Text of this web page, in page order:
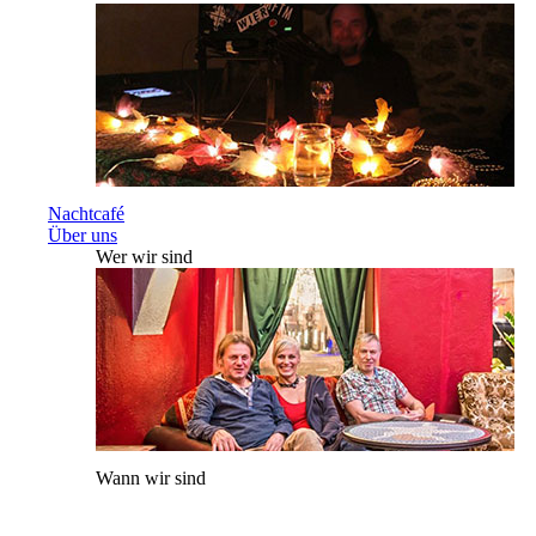
Nachtcafé
Über uns
Wer wir sind
Wann wir sind